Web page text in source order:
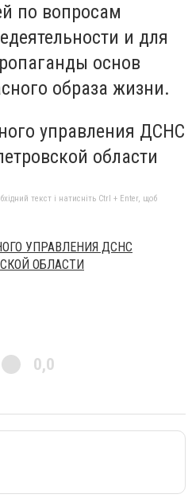
по вопросам
и для
основ
образа жизни.
управления ДСНС
области
текст і натисніть Ctrl + Enter, щоб
УПРАВЛЕНИЯ ДСНС
ОБЛАСТИ
0,0